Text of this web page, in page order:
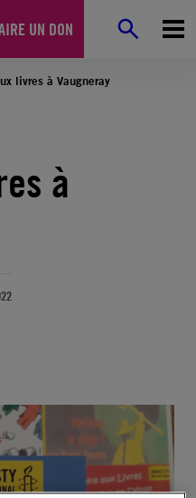
UN DON
livres à Vaugneray
à